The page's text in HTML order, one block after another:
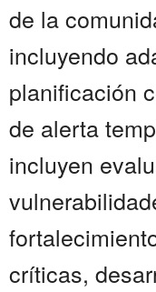
de la
incluyendo
planificación
de alerta
incluyen
críticas,